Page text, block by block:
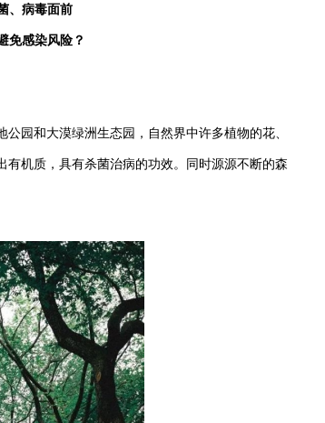
、病毒面前
免感染风险？
园和大漠绿洲生态园，自然界中许多植物的花、
机质，具有杀菌治病的功效。同时源源不断的森